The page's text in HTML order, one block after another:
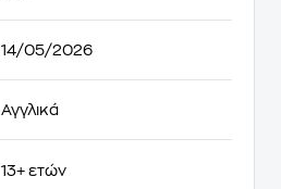
14/05/2026
Αγγλικά
13+ ετών